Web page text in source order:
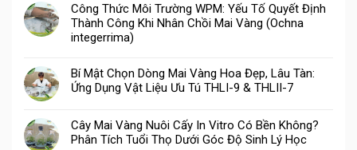
Công Thức Môi Trường WPM: Yếu Tố Quyết Định
Thành Công Khi Nhân Chồi Mai Vàng (Ochna
integerrima)
Bí Mật Chọn Dòng Mai Vàng Hoa Đẹp, Lâu Tàn:
Ứng Dụng Vật Liệu Ưu Tú THLI-9 & THLII-7
Cây Mai Vàng Nuôi Cấy In Vitro Có Bền Không?
Phân Tích Tuổi Thọ Dưới Góc Độ Sinh Lý Học